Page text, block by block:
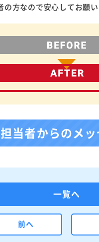
の方なので安心してお願い
担当者からのメ
前へ
一覧へ